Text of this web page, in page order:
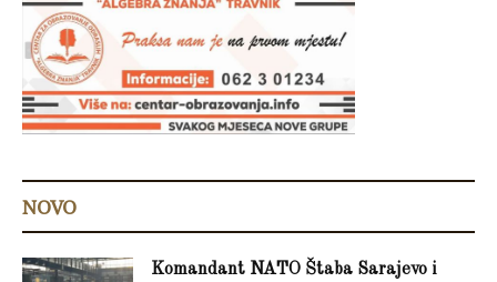
NOVO
Komandant NATO Štaba Sarajevo i